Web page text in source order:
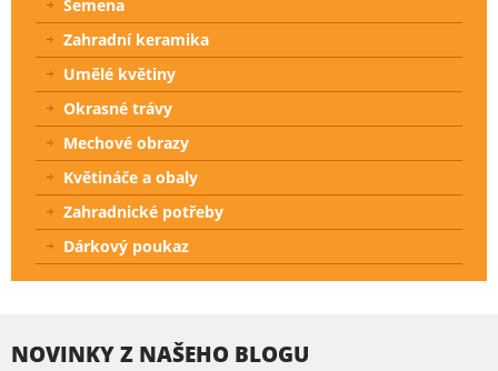
Semena
Zahradní keramika
Umělé květiny
Okrasné trávy
Mechové obrazy
Květináče a obaly
Zahradnické potřeby
Dárkový poukaz
NOVINKY Z NAŠEHO BLOGU